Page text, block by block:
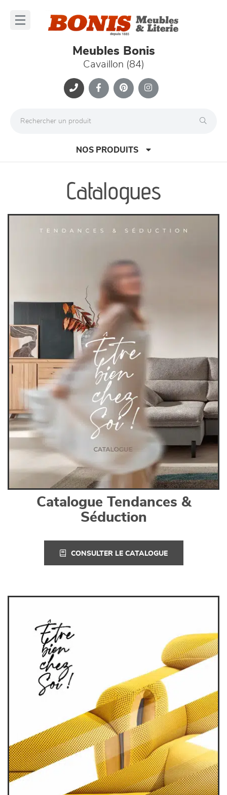
Meubles Bonis
Cavaillon (84)
NOS PRODUITS
canapés et fauteuils
séjours
chambres et dressing
décoration
Catalogues
Catalogue Tendances &
Séduction
CONSULTER LE CATALOGUE